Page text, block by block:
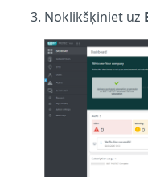
Noklikšķiniet uz